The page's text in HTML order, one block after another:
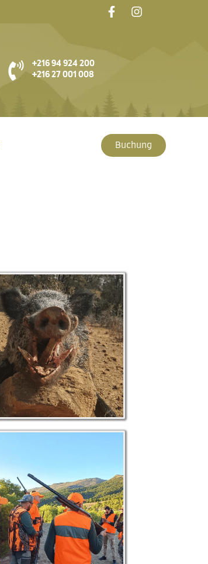
+216 94 924 200
+216 27 001 008
Buchung